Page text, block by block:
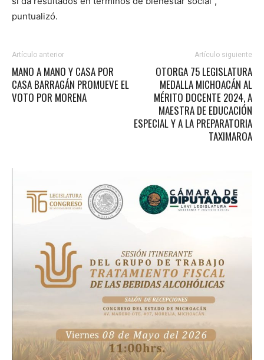
puntualizó.
Artículo anterior
MANO A MANO Y CASA POR
CASA BARRAGÁN PROMUEVE EL
VOTO POR MORENA
Artículo siguiente
OTORGA 75 LEGISLATURA
MEDALLA MICHOACÁN AL
MÉRITO DOCENTE 2024, A
MAESTRA DE EDUCACIÓN
ESPECIAL Y A LA PREPARATORIA
TAXIMAROA